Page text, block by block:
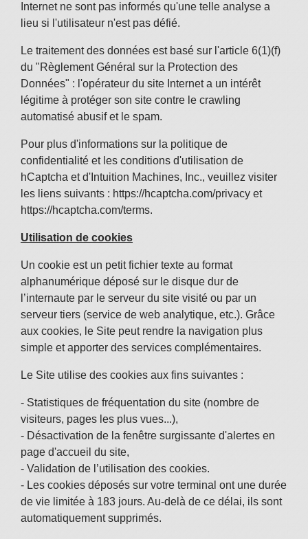
Internet ne sont pas informés qu'une telle analyse a
lieu si l'utilisateur n'est pas défié.
Le traitement des données est basé sur l'article 6(1)(f)
du "Règlement Général sur la Protection des
Données" : l'opérateur du site Internet a un intérêt
légitime à protéger son site contre le crawling
automatisé abusif et le spam.
Pour plus d'informations sur la politique de
confidentialité et les conditions d'utilisation de
hCaptcha et d'Intuition Machines, Inc., veuillez visiter
les liens suivants : https://hcaptcha.com/privacy et
https://hcaptcha.com/terms.
Utilisation de cookies
Un cookie est un petit fichier texte au format
alphanumérique déposé sur le disque dur de
l’internaute par le serveur du site visité ou par un
serveur tiers (service de web analytique, etc.). Grâce
aux cookies, le Site peut rendre la navigation plus
simple et apporter des services complémentaires.
Le Site utilise des cookies aux fins suivantes :
- Statistiques de fréquentation du site (nombre de
visiteurs, pages les plus vues...),
- Désactivation de la fenêtre surgissante d'alertes en
page d'accueil du site,
- Validation de l’utilisation des cookies.
- Les cookies déposés sur votre terminal ont une durée
de vie limitée à 183 jours. Au-delà de ce délai, ils sont
automatiquement supprimés.